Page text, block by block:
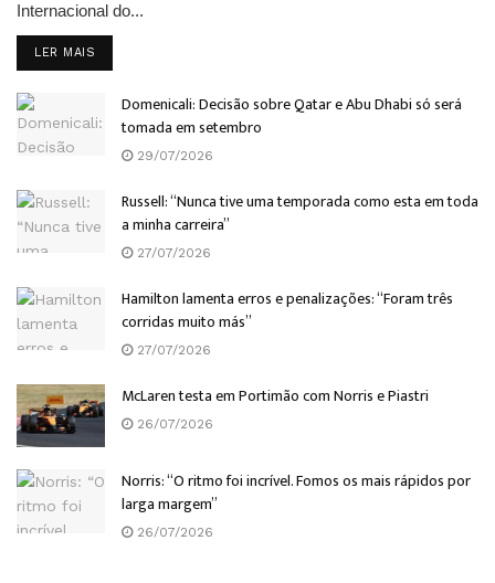
Internacional do...
LER MAIS
Domenicali: Decisão sobre Qatar e Abu Dhabi só será
tomada em setembro
29/07/2026
Russell: “Nunca tive uma temporada como esta em toda
a minha carreira”
27/07/2026
Hamilton lamenta erros e penalizações: “Foram três
corridas muito más”
27/07/2026
McLaren testa em Portimão com Norris e Piastri
26/07/2026
Norris: “O ritmo foi incrível. Fomos os mais rápidos por
larga margem”
26/07/2026